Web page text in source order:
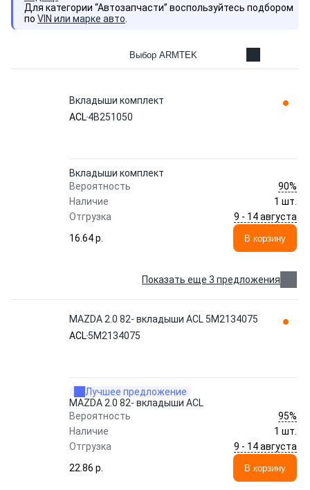
Для категории “Автозапчасти” воспользуйтесь подбором
по VIN или марке авто
Выбор ARMTEK
Вкладыши комплект
ACL4B251050
Вкладыши комплект
Вероятность
90%
Наличие
1 шт.
Отгрузка
9 - 14 августа
16.64 p.
В корзину
Показать еще 3 предложения
MAZDA 2.0 82- вкладыши ACL 5M2134075
ACL5M2134075
Лучшее предложение
MAZDA 2.0 82- вкладыши ACL
Вероятность
95%
Наличие
1 шт.
Отгрузка
9 - 14 августа
22.86 p.
В корзину